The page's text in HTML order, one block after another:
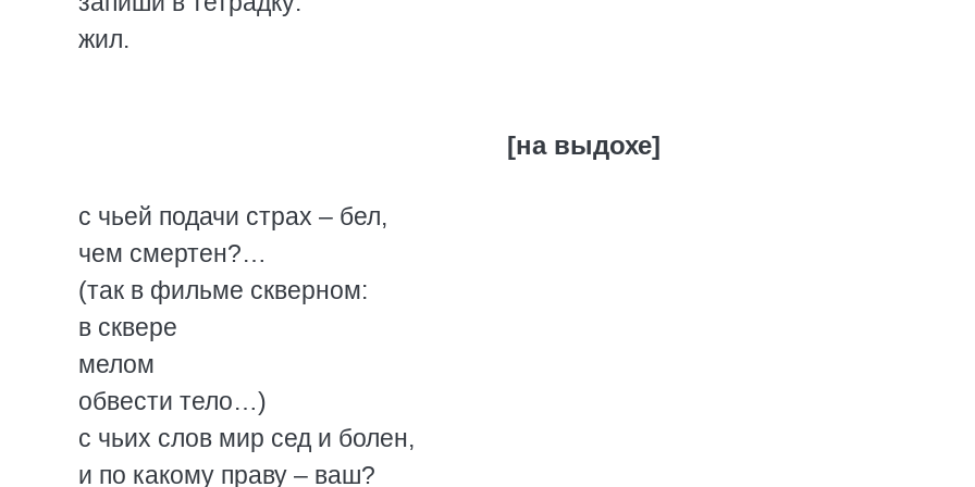
жил.
[на выдохе]
с чьей подачи страх – бел,
чем смертен?…
(так в фильме скверном:
в сквере
мелом
обвести тело…)
с чьих слов мир сед и болен,
и по какому праву – ваш?